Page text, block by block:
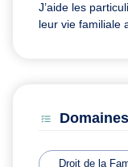
J’aide les
leur vie familiale
Droit de la